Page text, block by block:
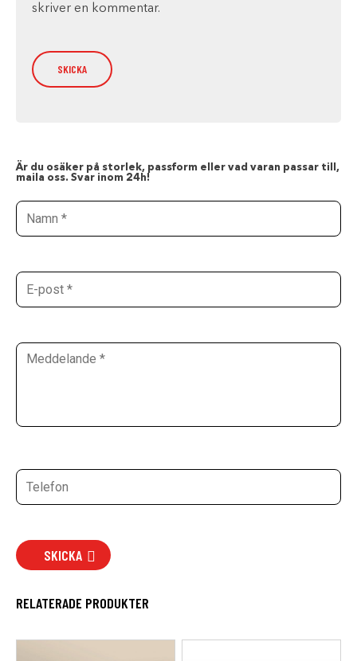
skriver en kommentar.
Är du osäker på storlek, passform eller vad varan passar till,
maila oss. Svar inom 24h!
SKICKA
RELATERADE PRODUKTER